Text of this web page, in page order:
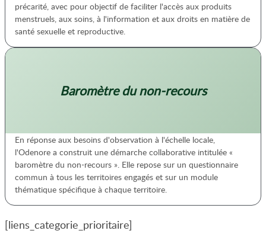
précarité, avec pour objectif de faciliter l'accès aux produits
menstruels, aux soins, à l'information et aux droits en matière de
santé sexuelle et reproductive.
Baromètre du non-recours
En réponse aux besoins d'observation à l'échelle locale,
l'Odenore a construit une démarche collaborative intitulée «
baromètre du non-recours ». Elle repose sur un questionnaire
commun à tous les territoires engagés et sur un module
thématique spécifique à chaque territoire.
[liens_categorie_prioritaire]